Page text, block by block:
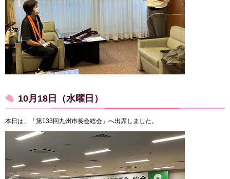
10月18日（水曜日）
本日は、「第133回九州市長会総会」へ出席しました。